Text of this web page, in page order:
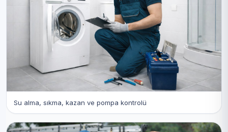
Su alma, sıkma, kazan ve pompa kontrolü